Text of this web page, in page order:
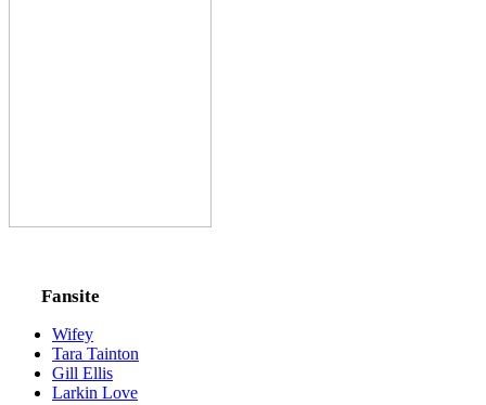
Fansite
Wifey
Tara Tainton
Gill Ellis
Larkin Love